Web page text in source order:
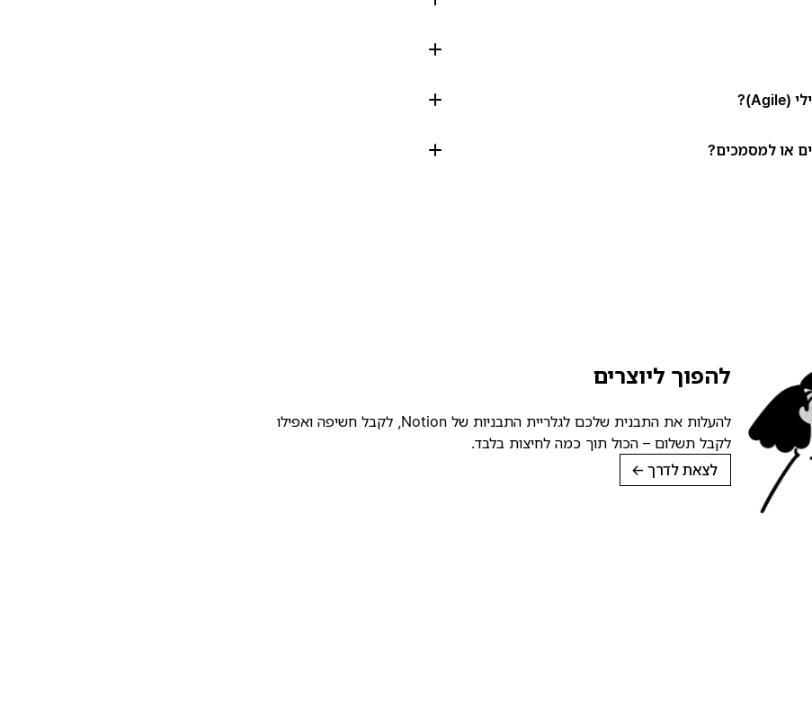
להפוך ליוצרים
להעלות את התבנית שלכם לגלריית התבניות של Notion, לקבל חשיפה ואפילו
לקבל תשלום – הכול תוך כמה לחיצות בלבד.
לצאת לדרך →